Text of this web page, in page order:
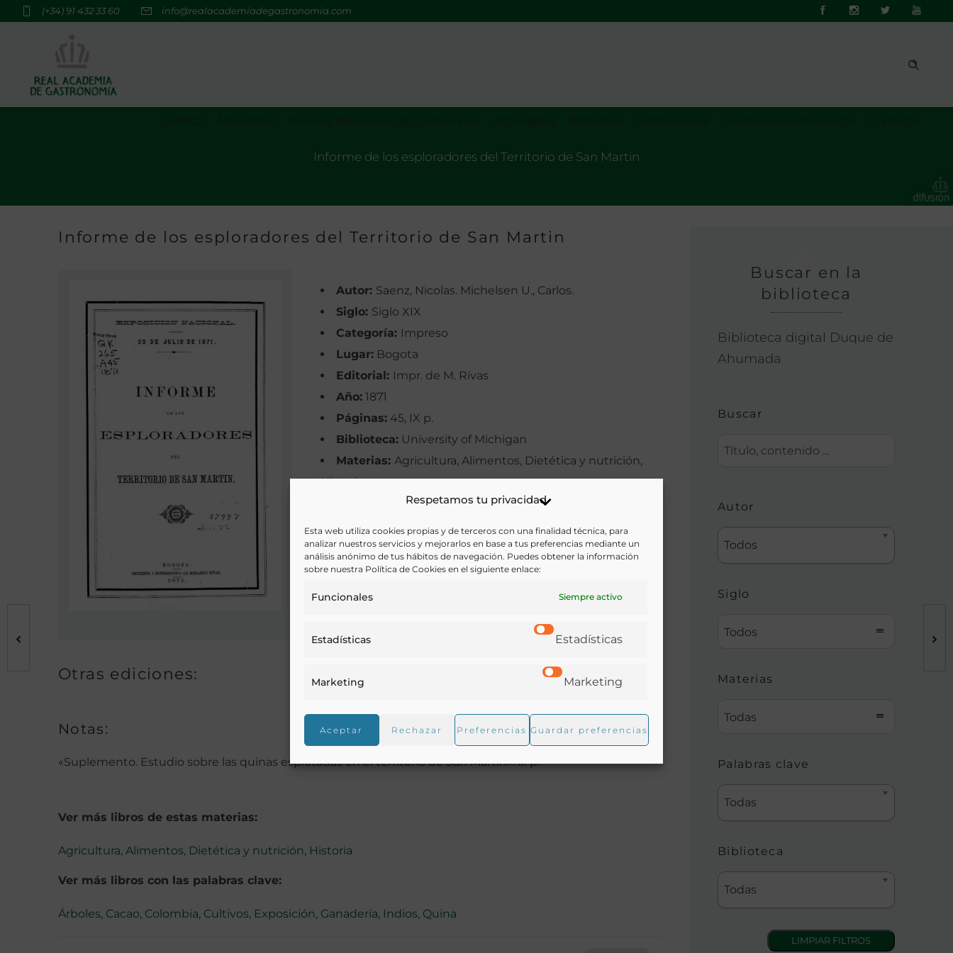
Respetamos tu privacidad
Esta web utiliza cookies propias y de terceros con una finalidad técnica, para
analizar nuestros servicios y mejorarlos en base a tus preferencias mediante un
análisis anónimo de tus hábitos de navegación. Puedes obtener la información
sobre nuestra Política de Cookies en el siguiente enlace:
Funcionales Siempre activo
Estadísticas Estadísticas
Marketing Marketing
Aceptar Rechazar Preferencias Guardar preferencias
(+34) 91 432 33 60 info@realacademiadegastronomia.com
Informe de los esploradores del Territorio de San Martin
Informe de los esploradores del Territorio de San Martin
Autor: Saenz, Nicolas. Michelsen U., Carlos.
Siglo: Siglo XIX
Categoría: Impreso
Lugar: Bogota
Editorial: Impr. de M. Rívas
Año: 1871
Páginas: 45, IX p.
Biblioteca: University of Michigan
Materias: Agricultura, Alimentos, Dietética y nutrición,
Historia
Palabras clave:Árboles, Cacao, Colombia, Cultivos,
Exposición, Ganadería, Indios, Quina
Idioma:Castellano
Otras ediciones:
Notas:
«Suplemento. Estudio sobre las quinas esplotadas en el territorio de San Martin»: ix p.
Ver más libros de estas materias:
Agricultura, Alimentos, Dietética y nutrición, Historia
Ver más libros con las palabras clave:
Árboles, Cacao, Colombia, Cultivos, Exposición, Ganadería, Indios, Quina
Buscar en la
biblioteca
Biblioteca digital Duque de
Ahumada
Buscar
Autor
Todos
Siglo
Todos
Materias
Todas
Palabras clave
Todas
Biblioteca
Todas